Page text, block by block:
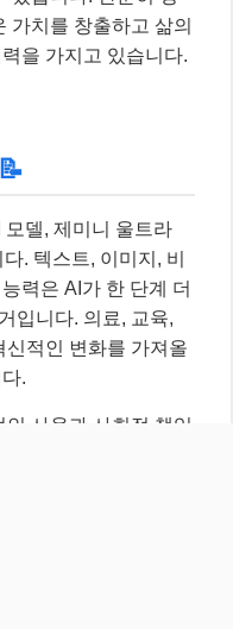
입니다. 의료, 교육,
적인 변화를 가져올
.
는 기술 개발자, 사용
넓히는 데 도움이
있다면 댓글로 물어